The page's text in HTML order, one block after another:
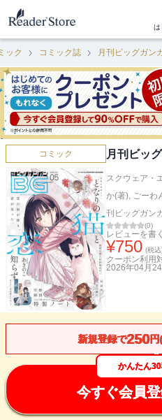
は
ック コミック誌 月刊ビッグガン
コミック 月刊ビッ
スクウェア・
か(著), ごーわ
刊ビッグガン
(0)
レビューを書く
¥750 (税
クーポン利用
2026年04月24
新規登録で250円
かんたん30
今すぐ会員